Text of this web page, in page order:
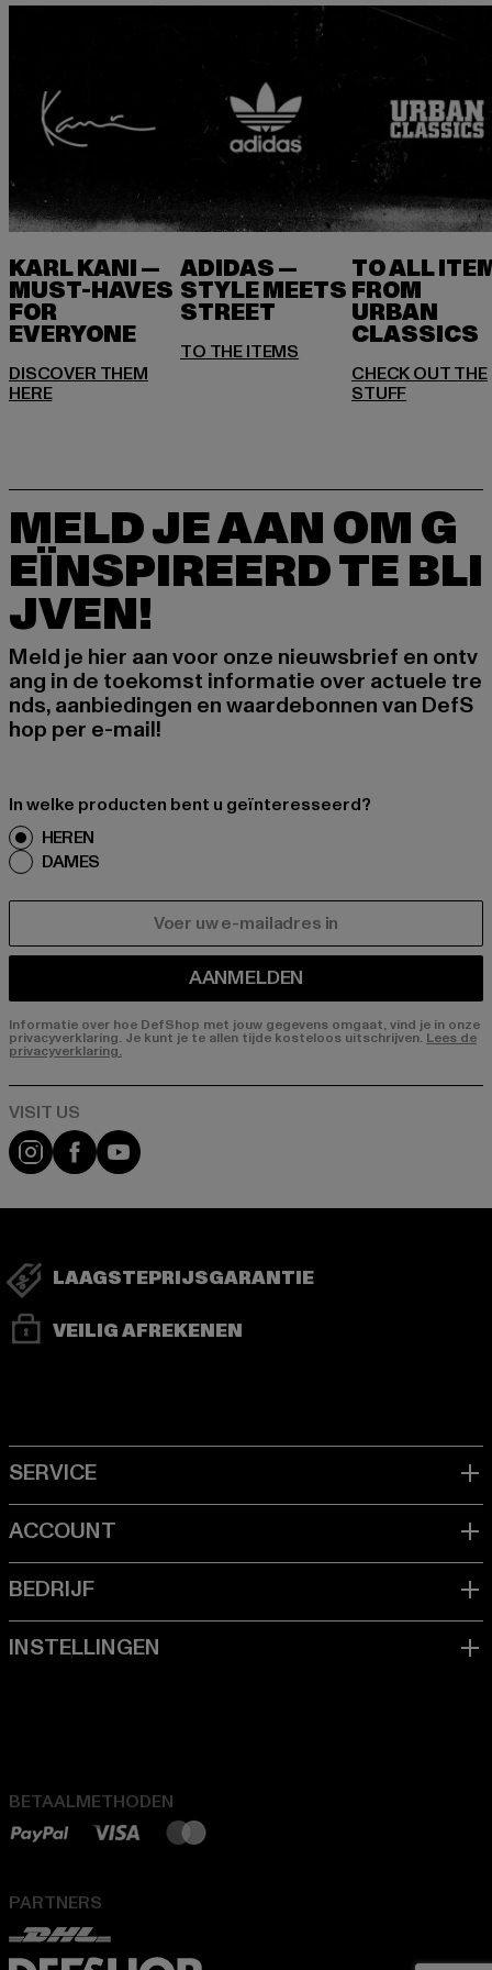
KARL KANI —
MUST-HAVES
FOR
EVERYONE
DISCOVER THEM
HERE
ADIDAS —
STYLE MEETS
STREET
TO ALL
FROM
URBAN
CHECK OUT THE
MELD JE AAN OM G
EÏNSPIREERD TE BLI
JVEN!
Meld je hier aan voor onze nieuwsbrief en ontv
ang in de toekomst informatie over actuele tre
nds, aanbiedingen en waardebonnen van DefS
hop per e-mail!
In welke producten bent u geïnteresseerd?
HEREN
DAMES
AANMELDEN
Informatie over hoe DefShop met jouw gegevens omgaat, vind je in onze
privacyverklaring. Je kunt je te allen tijde kosteloos uitschrijven. Lees de
privacyverklaring.
Visit our Instagram page:
Visit our Facebook page:
Visit our YouTube channel:
LAAGSTEPRIJSGARANTIE
VEILIG AFREKENEN
BETAALMETHODEN
PARTNERS